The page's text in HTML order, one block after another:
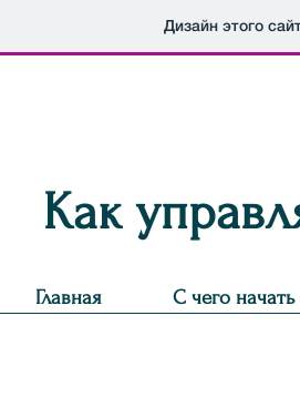
Дизайн этого
Как
Главная С чего начать